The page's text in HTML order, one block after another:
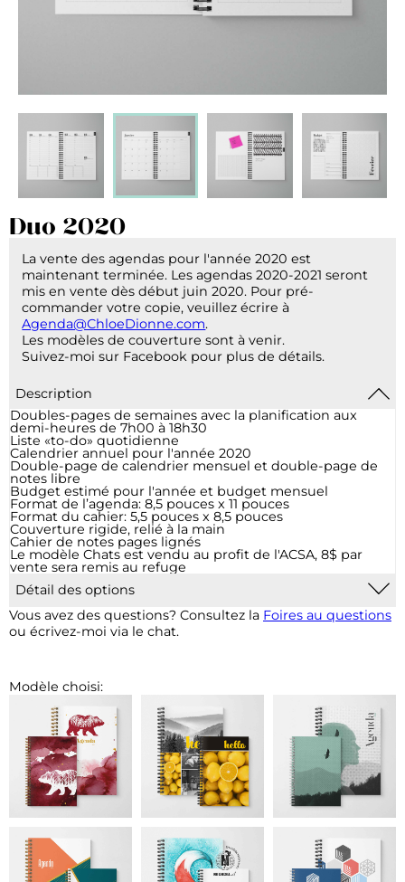
Duo 2020
La vente des agendas pour l'année 2020 est
maintenant terminée. Les agendas 2020-2021 seront
mis en vente dès début juin 2020. Pour pré-
commander votre copie, veuillez écrire à
Agenda@ChloeDionne.com.
Les modèles de couverture sont à venir.
Suivez-moi sur Facebook pour plus de détails.
Description
Doubles-pages de semaines avec la planification aux
demi-heures de 7h00 à 18h30
Liste «to-do» quotidienne
Calendrier annuel pour l'année 2020
Double-page de calendrier mensuel et double-page de
notes libre
Budget estimé pour l'année et budget mensuel
Format de l’agenda: 8,5 pouces x 11 pouces
Format du cahier: 5,5 pouces x 8,5 pouces
Couverture rigide, relié à la main
Cahier de notes pages lignés
Le modèle Chats est vendu au profit de l'ACSA, 8$ par
vente sera remis au refuge
Détail des options
Personnalisation :Pour 5$, il est possible d'ajouter une
phrase, une citation, votre nom et d'autres informations.
Personnalisation d'entreprise: pour 5$ supplémentaire, le
une couverture entièrement personnalisée, contactez-
Marque-page : Un signet cousu à la reliure sera ajouté.
Les couleurs et accessoires du signet seront adaptés en
fonction du modèle.
Vous avez des questions? Consultez la Foires au questions
ou écrivez-moi via le chat.
Modèle choisi: